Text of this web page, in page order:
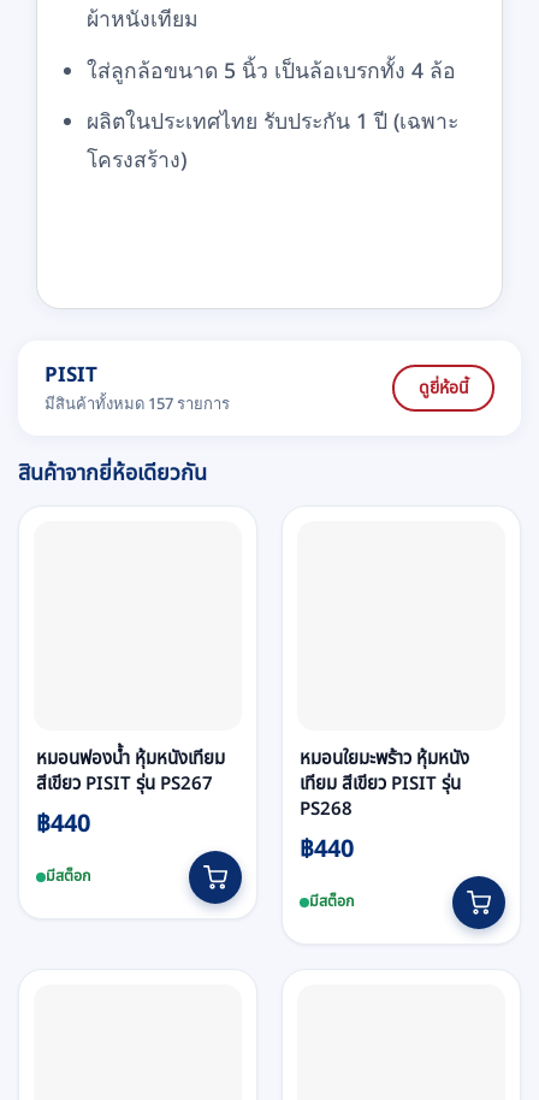
ผ้าหนังเทียม
ใส่ลูกล้อขนาด 5 นิ้ว เป็นล้อเบรกทั้ง 4 ล้อ
ผลิตในประเทศไทย รับประกัน 1 ปี (เฉพาะ
โครงสร้าง)
PISIT
มีสินค้าทั้งหมด 157 รายการ
ดูยี่ห้อนี้
สินค้าจากยี่ห้อเดียวกัน
หมอนฟองน้ำ หุ้มหนังเทียม
สีเขียว PISIT รุ่น PS267
฿440
มีสต็อก
หมอนใยมะพร้าว หุ้มหนัง
เทียม สีเขียว PISIT รุ่น
PS268
฿440
มีสต็อก